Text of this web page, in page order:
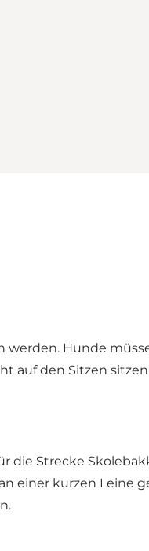
Hunde
auf den Sitzen
die Strecke
einer kurzen Leine